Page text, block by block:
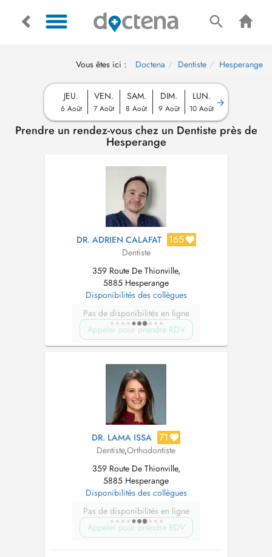
Vous êtes ici : Doctena Dentiste Hesperange
JEU.
6 Août
VEN.
7 Août
SAM.
8 Août
DIM.
9 Août
LUN.
10 Août
Prendre un rendez-vous chez un Dentiste près de
Hesperange
DR. ADRIEN CALAFAT 165
Dentiste
359 Route De Thionville,
5885 Hesperange
Disponibilités des collègues
Pas de disponibilités en ligne
Appeler pour prendre RDV
DR. LAMA ISSA 71
Dentiste,Orthodontiste
359 Route De Thionville,
5885 Hesperange
Disponibilités des collègues
Pas de disponibilités en ligne
Appeler pour prendre RDV